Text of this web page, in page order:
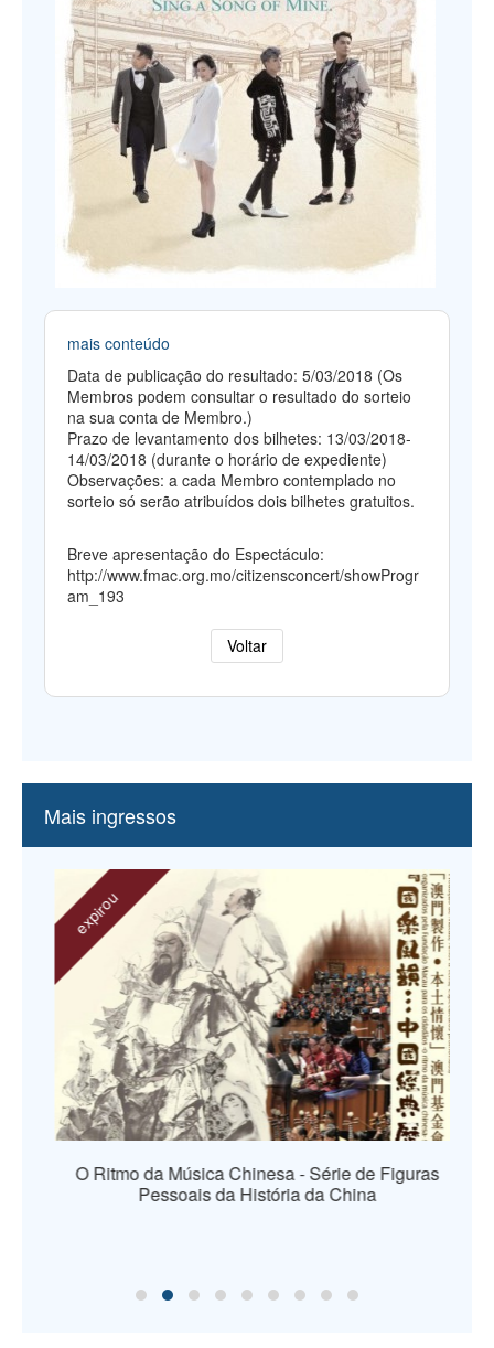
mais conteúdo
Data de publicação do resultado: 5/03/2018 (Os
Membros podem consultar o resultado do sorteio
na sua conta de Membro.)
Prazo de levantamento dos bilhetes: 13/03/2018-
14/03/2018 (durante o horário de expediente)
Observações: a cada Membro contemplado no
sorteio só serão atribuídos dois bilhetes gratuitos.
Breve apresentação do Espectáculo:
http://www.fmac.org.mo/citizensconcert/showProgr
am_193
Voltar
Mais ingressos
expirou
O Ritmo da Música Chinesa - Série de Figuras
Pessoais da História da China